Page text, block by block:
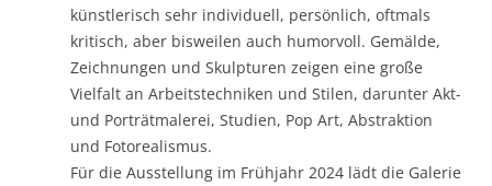
künstlerisch sehr individuell, persönlich, oftmals
kritisch, aber bisweilen auch humorvoll. Gemälde,
Zeichnungen und Skulpturen zeigen eine große
Vielfalt an Arbeitstechniken und Stilen, darunter Akt-
und Porträtmalerei, Studien, Pop Art, Abstraktion
und Fotorealismus.
Für die Ausstellung im Frühjahr 2024 lädt die Galerie